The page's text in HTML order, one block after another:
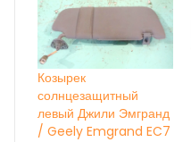
Козырек
солнцезащитный
левый Джили Эмгранд
/ Geely Emgrand EC7